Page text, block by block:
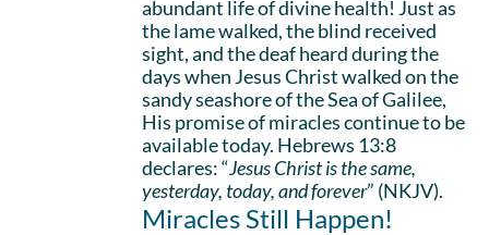
abundant life of divine health! Just as
the lame walked, the blind received
sight, and the deaf heard during the
days when Jesus Christ walked on the
sandy seashore of the Sea of Galilee,
His promise of miracles continue to be
available today. Hebrews 13:8
declares: “Jesus Christ is the same,
yesterday, today, and forever” (NKJV).
Miracles Still Happen!